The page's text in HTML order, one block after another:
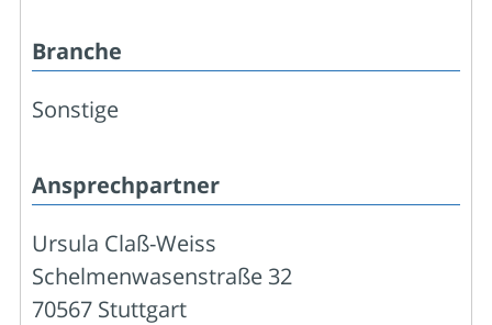
Branche
Sonstige
Ansprechpartner
Ursula Claß-Weiss
Schelmenwasenstraße 32
70567 Stuttgart